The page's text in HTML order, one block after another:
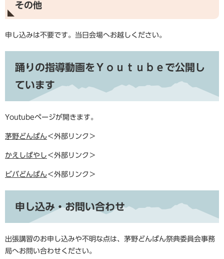
その他
申し込みは不要です。当日会場へお越しください。
踊りの指導動画をＹｏｕｔｕｂｅで公開し
ています
Youtubeページが開きます。
茅野どんばん ＜外部リンク＞
かえしばやし ＜外部リンク＞
ビバどんばん ＜外部リンク＞
申し込み・お問い合わせ
出張講習のお申し込みや不明な点は、茅野どんばん祭典委員会事務
局へお問い合わせください。